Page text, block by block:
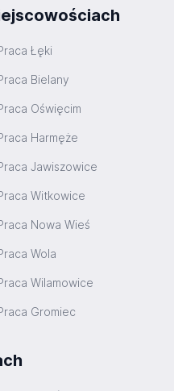
Łęki
Bielany
Oświęcim
Harmęże
Jawiszowice
Witkowice
Nowa Wieś
Wola
Wilamowice
Gromiec